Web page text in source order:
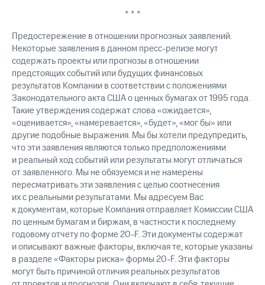
* * *
Предостережение в отношении прогнозных заявлений.
Некоторые заявления в данном пресс-релизе могут
содержать проекты или прогнозы в отношении
предстоящих событий или будущих финансовых
результатов Компании в соответствии с положениями
Законодательного акта США о ценных бумагах от 1995 года.
Такие утверждения содержат слова «ожидается»,
«оценивается», «намеревается», «будет», «мог бы» или
другие подобные выражения. Мы бы хотели предупредить,
что эти заявления являются только предположениями
и реальный ход событий или результаты могут отличаться
от заявленного. Мы не обязуемся и не намерены
пересматривать эти заявления с целью соотнесения
их с реальными результатами. Мы адресуем Вас
к документам, которые Компания отправляет Комиссии США
по ценным бумагам и биржам, в частности к последнему
годовому отчету по форме 20-F. Эти документы содержат
и описывают важные факторы, включая те, которые указаны
в разделе «Факторы риска» формы 20-F. Эти факторы
могут быть причиной отличия реальных результатов